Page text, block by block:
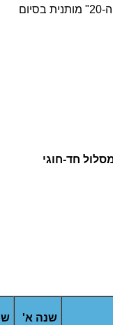
השתתפות בקורס "מוזיקה במאה ה-20" מותנית בסיום
שנה א'